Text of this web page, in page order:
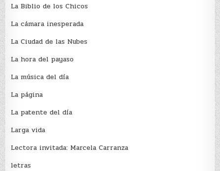
La Biblio de los Chicos
La cámara inesperada
La Ciudad de las Nubes
La hora del payaso
La música del día
La página
La patente del día
Larga vida
Lectora invitada: Marcela Carranza
letras